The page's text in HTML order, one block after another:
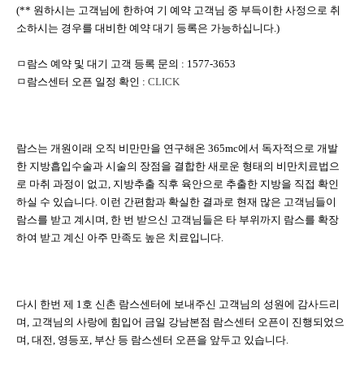
(** 원하시는 고객님에 한하여 기 예약 고객님 중 부득이한 사정으로 취
소하시는 경우를 대비한 예약 대기 등록은 가능하십니다.)
ㅁ람스 예약 및 대기 고객 등록 문의 : 1577-3653
ㅁ람스센터 오픈 일정 확인 : CLICK
람스는 개원이래 오직 비만만을 연구해온 365mc에서 독자적으로 개발
한 지방흡입수술과 시술의 장점을 결합한 새로운 형태의 비만치료법으
로 마취 과정이 없고, 지방추출 직후 육안으로 추출한 지방을 직접 확인
하실 수 있습니다. 이런 간편함과 확실한 결과로 현재 많은 고객님들이
람스를 받고 계시며, 한 번 받으신 고객님들은 타 부위까지 람스를 확장
하여 받고 계신 아주 만족도 높은 치료입니다.
다시 한번 제 1호 신촌 람스센터에 보내주신 고객님의 성원에 감사드리
며, 고객님의 사랑에 힘입어 금일 강남본점 람스센터 오픈이 진행되었으
며, 대전, 영등포, 부산 등 람스센터 오픈을 앞두고 있습니다.